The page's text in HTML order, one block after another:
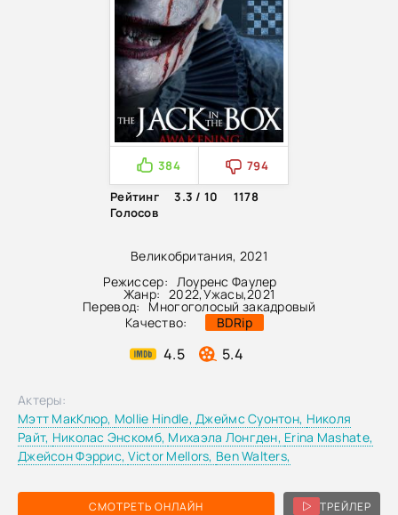
Великобритания, 2021
Режиссер: Лоуренс Фаулер
Жанр: 2022,Ужасы,2021
Перевод:
Многоголосый закадровый
Качество:
BDRip
4.5 5.4
384
794
Рейтинг
3.3 / 10
1178
Голосов
СМОТРЕТЬ ОНЛАЙН ТРЕЙЛЕР
Актеры:
Мэтт МакКлюр, Mollie Hindle,Джеймс Суонтон, Николя
Райт, Николас Энскомб, Михаэла Лонгден, Erina Mashate,
Джейсон Фэррис,Victor Mellors, Ben Walters,